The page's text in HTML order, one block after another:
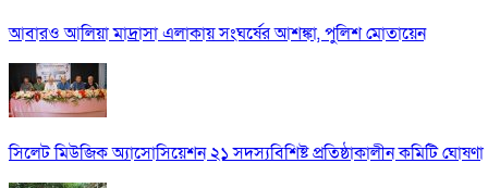
আবারও আলিয়া মাদ্রাসা এলাকায় সংঘর্ষের আশঙ্কা, পুলিশ মোতায়েন
সিলেট মিউজিক অ্যাসোসিয়েশন ২১ সদস্যবিশিষ্ট প্রতিষ্ঠাকালীন কমিটি ঘোষণা